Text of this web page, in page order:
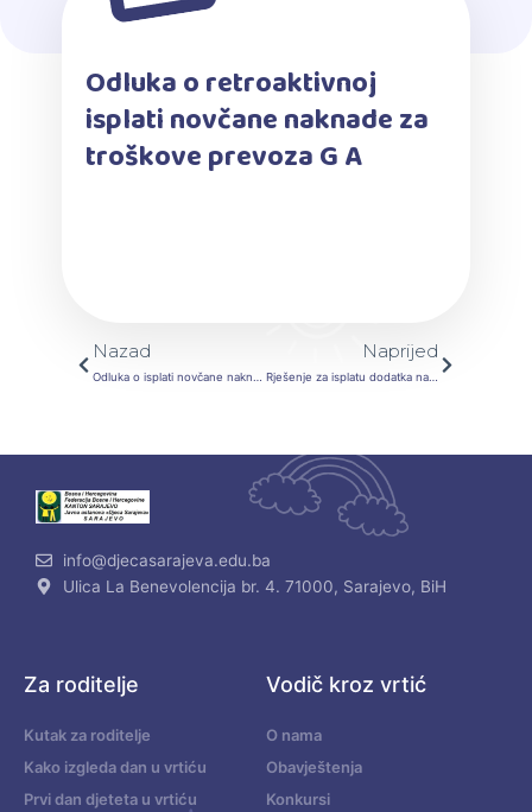
Odluka o retroaktivnoj
isplati novčane naknade za
troškove prevoza G A
Prev
Nazad
Odluka o isplati novčane naknade za prijevoz za juli mjesec i spisak uposlenika
Naprijed
Rješenje za isplatu dodatka na platu 5% za juli 2020. godine
info@djecasarajeva.edu.ba
Ulica La Benevolencija br. 4. 71000, Sarajevo, BiH
Za roditelje
Kutak za roditelje
Kako izgleda dan u vrtiću
Prvi dan djeteta u vrtiću
Vodič kroz vrtić
O nama
Obavještenja
Konkursi